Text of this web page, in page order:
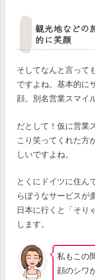
観光地などの
的に笑顔
そしてなんと言って
ですよね。基本的に
顔。別名営業スマイ
だとして！仮に営業
こり笑ってくれた方
しいですよね。
とくにドイツに住ん
らぼうなサービスが
日本に行くと「そり
します。
私もこの
顔のシワ